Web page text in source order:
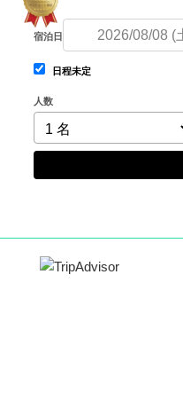
宿泊日
日程未定
人数